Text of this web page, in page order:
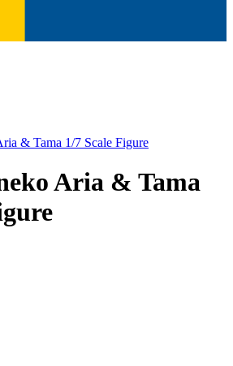
& Tama 1/7 Scale Figure
Aria & Tama